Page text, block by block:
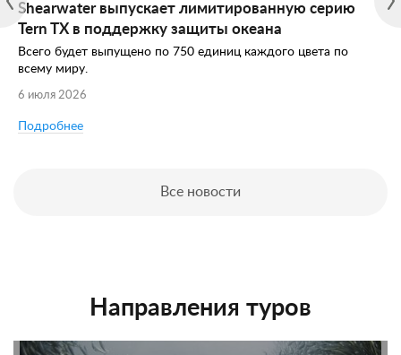
Shearwater выпускает лимитированную серию
Tern TX в поддержку защиты океана
Всего будет выпущено по 750 единиц каждого цвета по
всему миру.
6 июля 2026
Подробнее
Все новости
Направления туров